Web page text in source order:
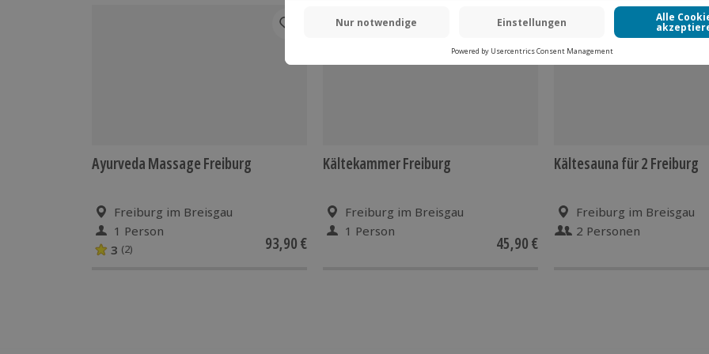
Ayurveda Massage Freiburg
Freiburg im Breisgau
1 Person
3 (2) 93,90 €
Kältekammer Freiburg
Freiburg im Breisgau
1 Person
45,90 €
Kältesauna für 2 Freiburg
Freiburg im Breisgau
2 Personen